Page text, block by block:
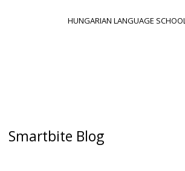
HUNGARIAN LANGUAGE SCHOOL
Smartbite Blog